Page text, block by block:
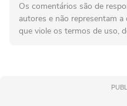
Os comentários são de
autores e não representam
que viole os termos de uso,